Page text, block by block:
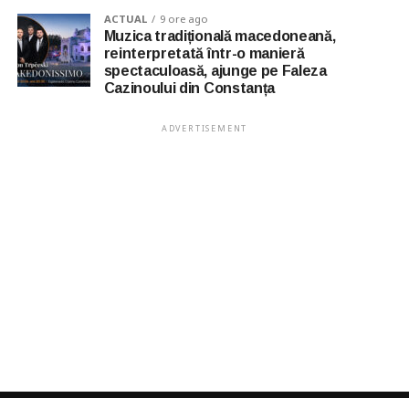
ACTUAL 9 ore ago
Muzica tradițională macedoneană,
reinterpretată într-o manieră
spectaculoasă, ajunge pe Faleza
Cazinoului din Constanța
ADVERTISEMENT